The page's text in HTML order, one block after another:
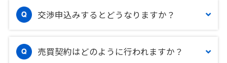
交渉申込みするとどうなりますか？
売買契約はどのように行われますか？